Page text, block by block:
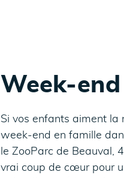
Week-
Si vos enfants aiment la
week-end en famille
le ZooParc de Beauval,
vrai coup de cœur pour